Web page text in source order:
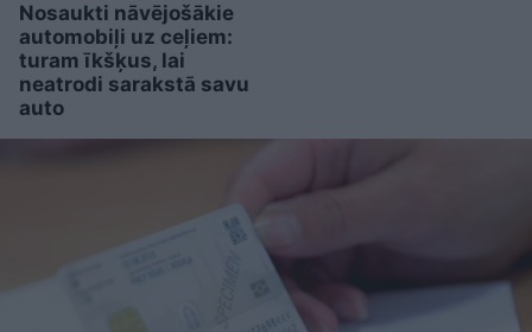
Nosaukti nāvējošākie
automobiļi uz ceļiem:
turam īkšķus, lai
neatrodi sarakstā savu
auto